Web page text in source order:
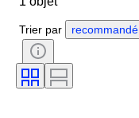
Époque
Trier par recommandé